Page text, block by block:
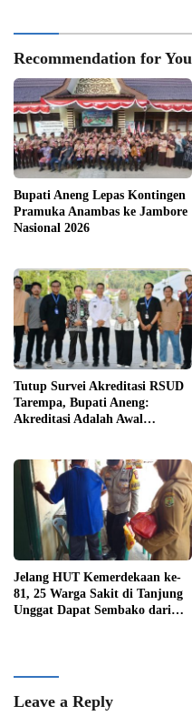
Recommendation for You
Bupati Aneng Lepas Kontingen
Pramuka Anambas ke Jambore
Nasional 2026
Tutup Survei Akreditasi RSUD
Tarempa, Bupati Aneng:
Akreditasi Adalah Awal
Jelang HUT Kemerdekaan ke-
81, 25 Warga Sakit di Tanjung
Unggat Dapat Sembako dari
Leave a Reply